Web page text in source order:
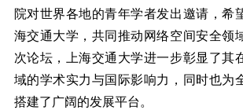
院对世界各地的青年学者发出邀请，希
海交通大学，共同推动网络空间安全领
次论坛，上海交通大学进一步彰显了其
域的学术实力与国际影响力，同时也为
搭建了广阔的发展平台。